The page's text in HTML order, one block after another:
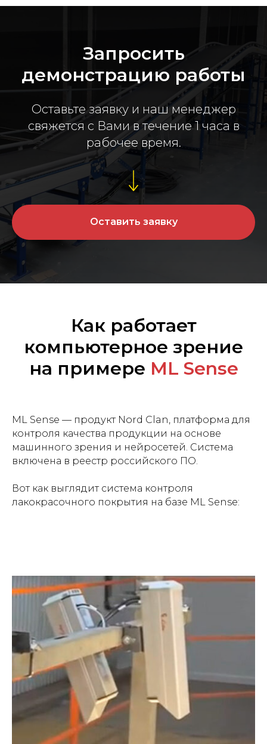
Запросить
демонстрацию работы
Оставьте заявку и наш менеджер
свяжется с Вами в течение 1 часа в
рабочее время.
Оставить заявку
Как работает
компьютерное зрение
на примере ML Sense
ML Sense — продукт Nord Clan, платформа для
контроля качества продукции на основе
машинного зрения и нейросетей. Система
включена в реестр российского ПО.
Вот как выглядит система контроля
лакокрасочного покрытия на базе ML Sense: